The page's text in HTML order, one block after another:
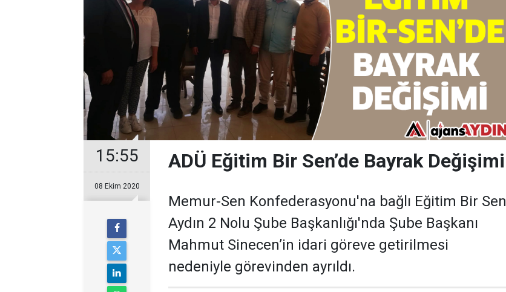
15:55
08 Ekim 2020
ADÜ Eğitim Bir Sen’de Bayrak Değişimi
Memur-Sen Konfederasyonu'na bağlı Eğitim Bir Sen
Aydın 2 Nolu Şube Başkanlığı'nda Şube Başkanı
Mahmut Sinecen’in idari göreve getirilmesi
nedeniyle görevinden ayrıldı.